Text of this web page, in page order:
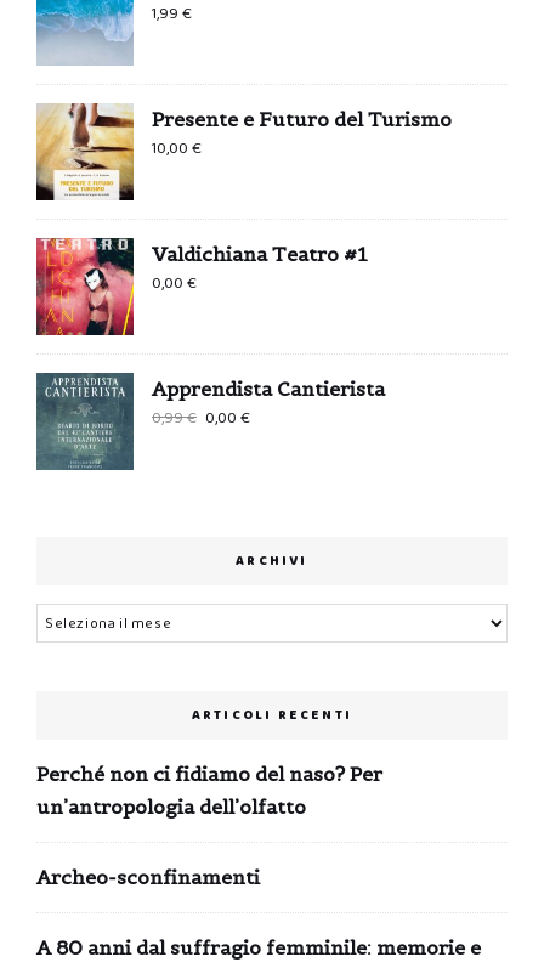
1,99€
Presente e Futuro del Turismo
10,00€
Valdichiana Teatro #1
0,00€
Apprendista Cantierista
0,99€ 0,00€
ARCHIVI
Archivi
ARTICOLI RECENTI
Perché non ci fidiamo del naso? Per
un’antropologia dell’olfatto
Archeo-sconfinamenti
A 80 anni dal suffragio femminile: memorie e